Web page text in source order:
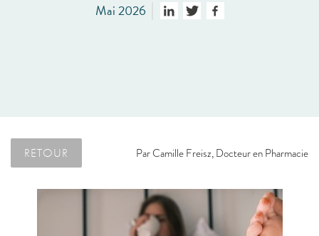
Mai 2026
RETOUR ParCamille Freisz, Docteur en Pharmacie